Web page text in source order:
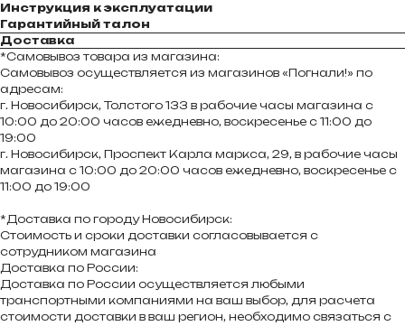
Инструкция к эксплуатации
Гарантийный талон
Доставка
*Самовывоз товара из магазина:
Самовывоз осуществляется из магазинов «Погнали!» по
адресам:
г. Новосибирск, Толстого 133 в рабочие часы магазина с
10:00 до 20:00 часов ежедневно, воскресенье с 11:00 до
19:00
г. Новосибирск, Проспект Карла маркса, 29, в рабочие часы
магазина с 10:00 до 20:00 часов ежедневно, воскресенье с
11:00 до 19:00
*Доставка по городу Новосибирск:
Стоимость и сроки доставки согласовывается с
сотрудником магазина
Доставка по России:
Доставка по России осуществляется любыми
транспортными компаниями на ваш выбор, для расчета
стоимости доставки в ваш регион, необходимо связаться с